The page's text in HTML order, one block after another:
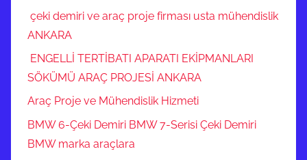
çeki demiri ve araç proje firması usta mühendislik
ANKARA
ENGELLİ TERTİBATI APARATI EKİPMANLARI
SÖKÜMÜ ARAÇ PROJESİ ANKARA
Araç Proje ve Mühendislik Hizmeti
BMW 6-Çeki Demiri BMW 7-Serisi Çeki Demiri
BMW marka araçlara